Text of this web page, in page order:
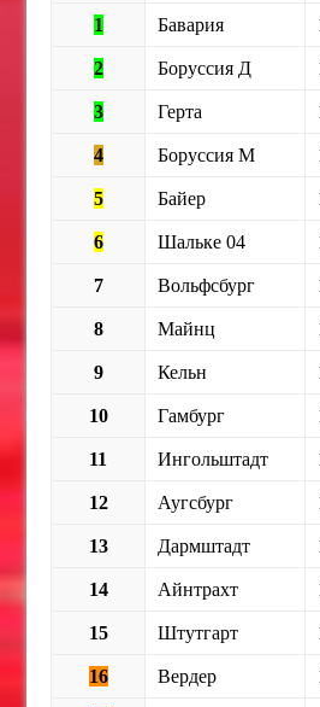
1 Бавария
2 Боруссия Д
3 Герта
4 Боруссия М
5 Байер
6 Шальке 04
7 Вольфсбург
8 Майнц
9 Кельн
10 Гамбург
11 Ингольштадт
12 Аугсбург
13 Дармштадт
14 Айнтрахт
15 Штутгарт
16 Вердер